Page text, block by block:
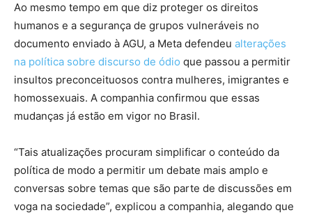
Ao mesmo tempo em que diz proteger os direitos
humanos e a segurança de grupos vulneráveis no
documento enviado à AGU, a Meta defendeu alterações
na política sobre discurso de ódio que passou a permitir
insultos preconceituosos contra mulheres, imigrantes e
homossexuais. A companhia confirmou que essas
mudanças já estão em vigor no Brasil.
“Tais atualizações procuram simplificar o conteúdo da
política de modo a permitir um debate mais amplo e
conversas sobre temas que são parte de discussões em
voga na sociedade”, explicou a companhia, alegando que